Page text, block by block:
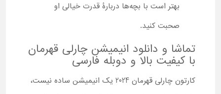
بهتر است با بچه‌ها دربارۀ قدرت‌ خیالی او
صحبت کنید.
تماشا و دانلود انیمیشن چارلی قهرمان
با کیفیت بالا و دوبله فارسی
کارتون چارلی قهرمان 2024 یک انیمیشن ساده نیست،